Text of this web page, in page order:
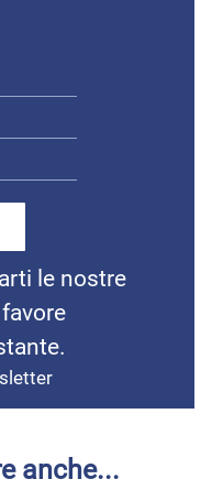
le nostre
anche...